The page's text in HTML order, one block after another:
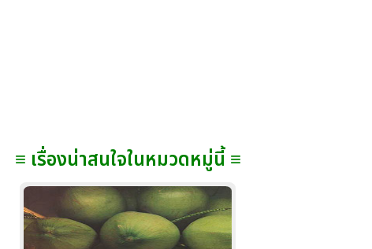
≡ เรื่องน่าสนใจในหมวดหมู่นี้ ≡